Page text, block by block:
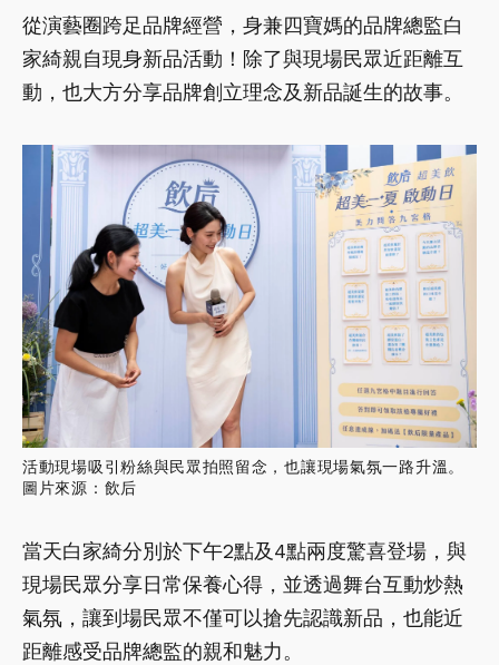
從演藝圈跨足品牌經營，身兼四寶媽的品牌總監白
家綺親自現身新品活動！除了與現場民眾近距離互
動，也大方分享品牌創立理念及新品誕生的故事。
活動現場吸引粉絲與民眾拍照留念，也讓現場氣氛一路升溫。
圖片來源：飲后
當天白家綺分別於下午2點及4點兩度驚喜登場，與
現場民眾分享日常保養心得，並透過舞台互動炒熱
氣氛，讓到場民眾不僅可以搶先認識新品，也能近
距離感受品牌總監的親和魅力。